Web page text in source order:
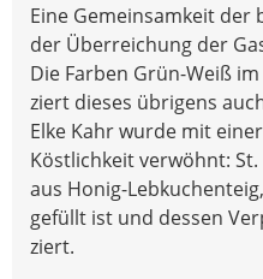
Eine Gemeinsamkeit der
der Überreichung der
Die Farben Grün-Weiß
ziert dieses übrigens
Elke Kahr wurde mit
Köstlichkeit verwöhnt:
aus Honig-
gefüllt ist und dessen
ziert.